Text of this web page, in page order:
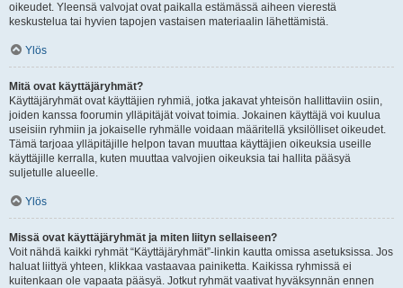
oikeudet. Yleensä valvojat ovat paikalla estämässä aiheen vierestä
keskustelua tai hyvien tapojen vastaisen materiaalin lähettämistä.
Ylös
Mitä ovat käyttäjäryhmät?
Käyttäjäryhmät ovat käyttäjien ryhmiä, jotka jakavat yhteisön hallittaviin osiin,
joiden kanssa foorumin ylläpitäjät voivat toimia. Jokainen käyttäjä voi kuulua
useisiin ryhmiin ja jokaiselle ryhmälle voidaan määritellä yksilölliset oikeudet.
Tämä tarjoaa ylläpitäjille helpon tavan muuttaa käyttäjien oikeuksia useille
käyttäjille kerralla, kuten muuttaa valvojien oikeuksia tai hallita pääsyä
suljetulle alueelle.
Ylös
Missä ovat käyttäjäryhmät ja miten liityn sellaiseen?
Voit nähdä kaikki ryhmät “Käyttäjäryhmät”-linkin kautta omissa asetuksissa. Jos
haluat liittyä yhteen, klikkaa vastaavaa painiketta. Kaikissa ryhmissä ei
kuitenkaan ole vapaata pääsyä. Jotkut ryhmät vaativat hyväksynnän ennen